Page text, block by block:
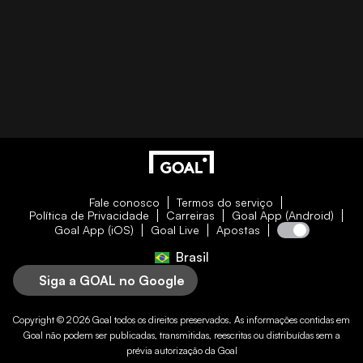
Fale conosco
Termos do serviço
Política de Privacidade
Carreiras
Goal App (Android)
Goal App (iOS)
Goal Live Apostas
Brasil
Siga a GOAL no Google
Copyright © 2026 Goal todos os direitos preservados. As informações contidas em
Goal não podem ser publicadas, transmitidas, reescritas ou distribuídas sem a
prévia autorização da Goal